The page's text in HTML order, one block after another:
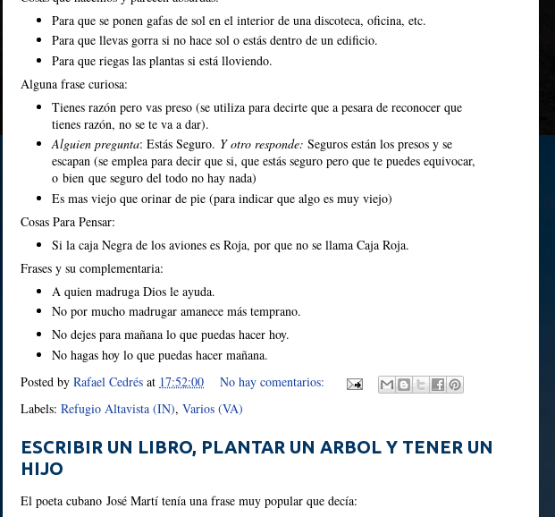
Para que se ponen gafas de sol en el interior de una discoteca, oficina, etc.
Para que llevas gorra si no hace sol o estás dentro de un edificio.
Para que riegas las plantas si está lloviendo.
Alguna frase curiosa:
Tienes razón pero vas preso (se utiliza para decirte que a pesara de reconocer que
tienes razón, no se te va a dar).
Alguien pregunta: Estás Seguro. Y otro responde: Seguros están los presos y se
escapan (se emplea para decir que si, que estás seguro pero que te puedes equivocar,
o bien que seguro del todo no hay nada)
Es mas viejo que orinar de pie (para indicar que algo es muy viejo)
Cosas Para Pensar:
Si la caja Negra de los aviones es Roja, por que no se llama Caja Roja.
Frases y su complementaria:
A quien madruga Dios le ayuda.
No por mucho madrugar amanece más temprano.
No dejes para mañana lo que puedas hacer hoy.
No hagas hoy lo que puedas hacer mañana.
Posted by Rafael Cedrés at 17:52:00
No hay comentarios:
Labels: Refugio Altavista (IN), Varios (VA)
ESCRIBIR UN LIBRO, PLANTAR UN ARBOL Y TENER UN
HIJO
El poeta cubano José Martí tenía una frase muy popular que decía: